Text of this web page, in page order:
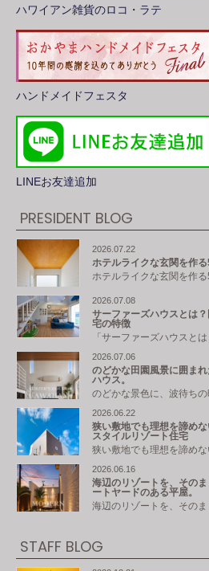
ハワイアン雑貨のロコ・ラテ
ハンドメイドフェスタ
LINEお友達追加
PRESIDENT BLOG
2026.07.22
ホテルライクな玄関を作
ホテルライクな玄関を作
2026.07.08
サーファーズハウスとは
宅の特徴
「サーファーズハウスと
2026.07.06
のどかな田園風景に囲ま
ハウス。
のどかな景色に、波待ち
2026.06.22
狭い敷地でも理想を諦め
スタイルリゾート住宅
狭い敷地でも理想を諦め
2026.06.16
海辺のリゾートを、その
ートヤードのある平屋。
海辺のリゾートを、その
STAFF BLOG